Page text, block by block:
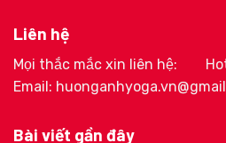
Liên hệ
Mọi thắc mắc xin liên hệ:
Email:
Bài viết gần đây